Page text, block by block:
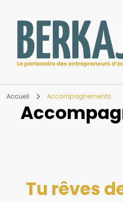
Accueil Accompagnements
Tu rêves